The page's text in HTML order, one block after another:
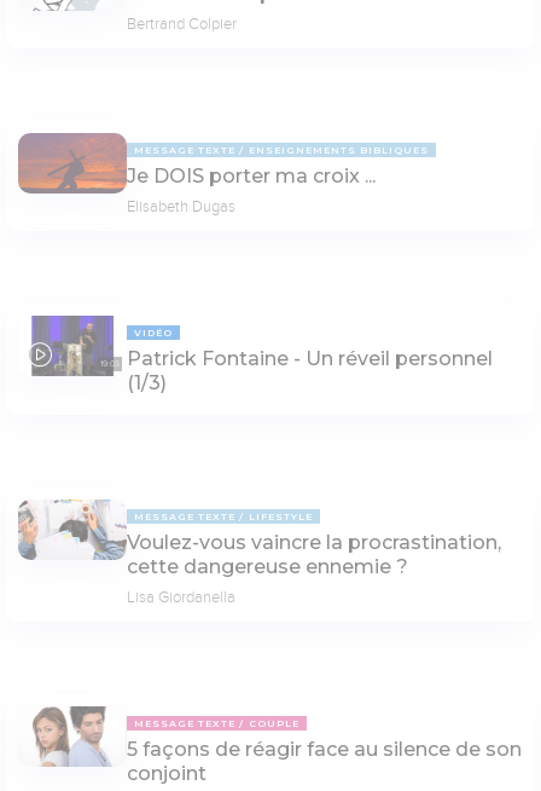
Bertrand Colpier
MESSAGE TEXTE ENSEIGNEMENTS BIBLIQUES
Je DOIS porter ma croix ...
Elisabeth Dugas
19:03
VIDÉO
Patrick Fontaine - Un réveil personnel
(1/3)
MESSAGE TEXTE LIFESTYLE
Voulez-vous vaincre la procrastination,
cette dangereuse ennemie ?
Lisa Giordanella
MESSAGE TEXTE COUPLE
5 façons de réagir face au silence de son
conjoint